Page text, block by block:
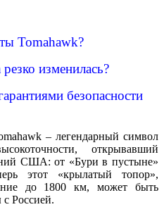
Tomahawk?
изменилась?
безопасности
– легендарный символ
открывавший
США: от «Бури в пустыне»
этот «крылатый топор»,
до 1800 км, может быть
Россией.